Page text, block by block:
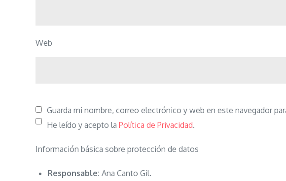
Web
Guarda mi nombre, correo electrónico y web en este navegador
He leído y acepto la Política de Privacidad.
Información básica sobre protección de datos
Responsable: Ana Canto Gil.